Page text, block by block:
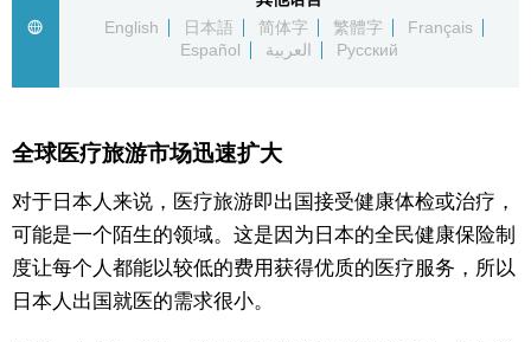
东京
SNS
English
日本語 简体字 繁體字
Français
Español
العربية Русский
全球医疗旅游市场迅速扩大
对于日本人来说，医疗旅游即出国接受健康体检或治疗，
可能是一个陌生的领域。这是因为日本的全民健康保险制
度让每个人都能以较低的费用获得优质的医疗服务，所以
日本人出国就医的需求很小。